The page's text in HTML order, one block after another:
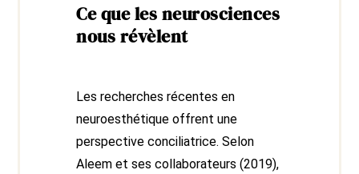
Ce que les neurosciences
nous révèlent
Les recherches récentes en
neuroesthétique offrent une
perspective conciliatrice. Selon
Aleem et ses collaborateurs (2019),